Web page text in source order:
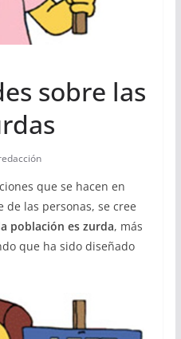
sobre las
que se hacen en
las personas, se cree
población es zurda, más
que ha sido diseñado